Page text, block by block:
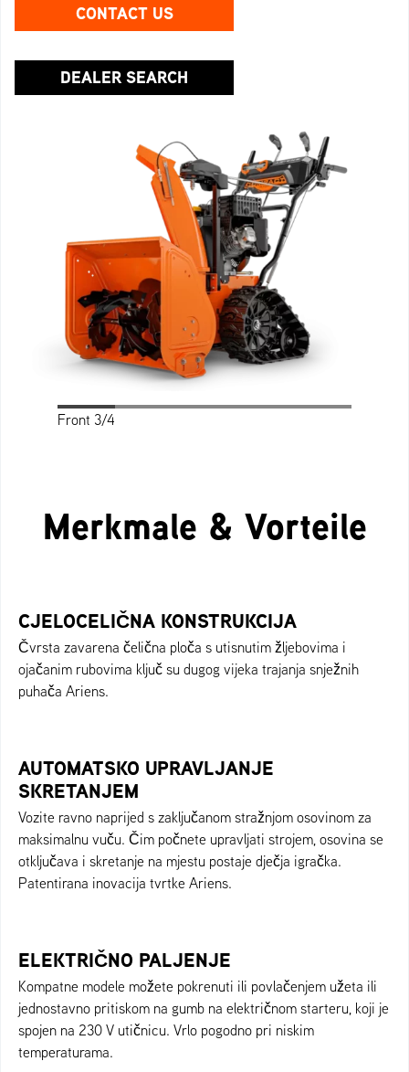
CONTACT US
DEALER SEARCH
Front 3/4
Merkmale & Vorteile
CJELOCELIČNA KONSTRUKCIJA
Čvrsta zavarena čelična ploča s utisnutim žljebovima i
ojačanim rubovima ključ su dugog vijeka trajanja snježnih
puhača Ariens.
AUTOMATSKO UPRAVLJANJE
SKRETANJEM
Vozite ravno naprijed s zaključanom stražnjom osovinom za
maksimalnu vuču. Čim počnete upravljati strojem, osovina se
otključava i skretanje na mjestu postaje dječja igračka.
Patentirana inovacija tvrtke Ariens.
ELEKTRIČNO PALJENJE
Kompatne modele možete pokrenuti ili povlačenjem užeta ili
jednostavno pritiskom na gumb na električnom starteru, koji je
spojen na 230 V utičnicu. Vrlo pogodno pri niskim
temperaturama.